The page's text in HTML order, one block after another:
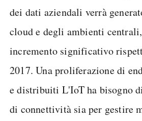
dei dati aziendali verrà
cloud e degli ambienti
incremento significativo
2017. Una proliferazione di
e distribuiti L'IoT ha bisogno
di connettività sia per gestire